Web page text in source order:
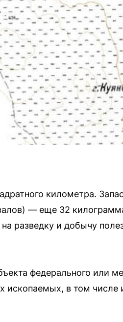
километра.
— еще 32
разведку и добычу
федерального или
ископаемых, в том